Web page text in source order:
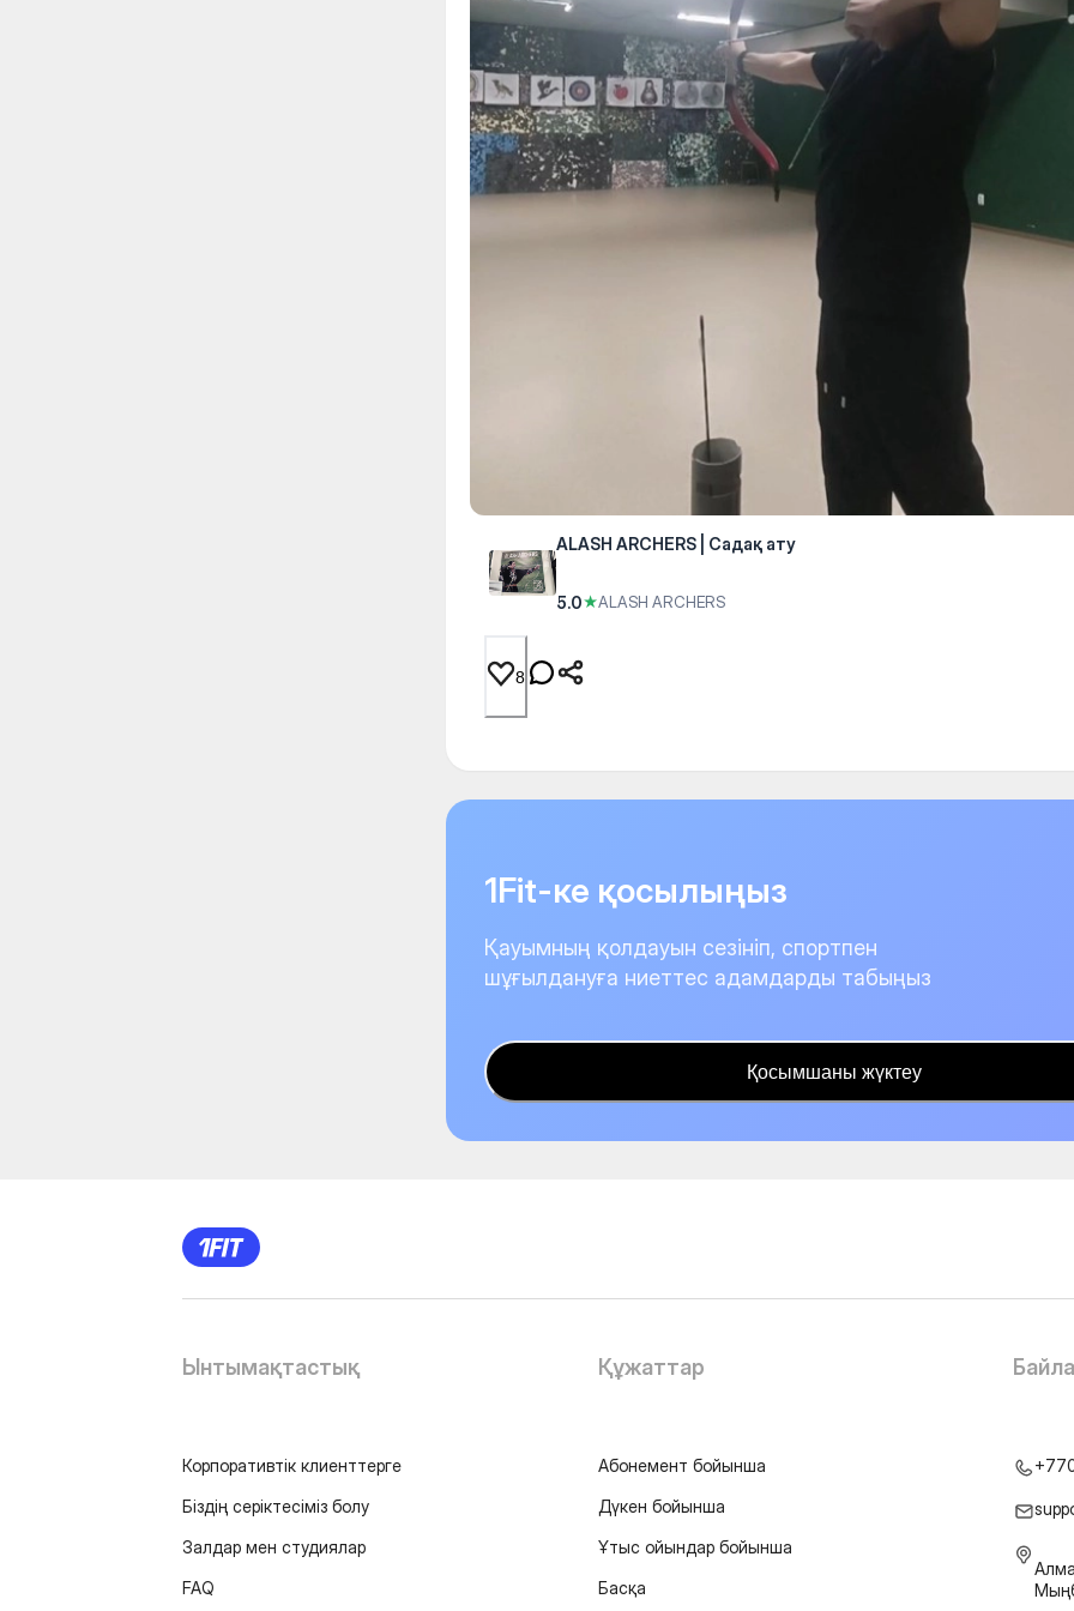
ALASH ARCHERS | Садақ ату
5.0★ALASH ARCHERS
8
1Fit-ке қосылыңыз
Қауымның қолдауын сезініп, спортпен
шұғылдануға ниеттес адамдарды табыңыз
Қосымшаны жүктеу
Ынтымақтастық
Корпоративтік клиенттерге
Біздің серіктесіміз болу
Залдар мен студиялар
FAQ
Құжаттар
Абонемент бойынша
Дүкен бойынша
Ұтыс ойындар бойынша
Басқа